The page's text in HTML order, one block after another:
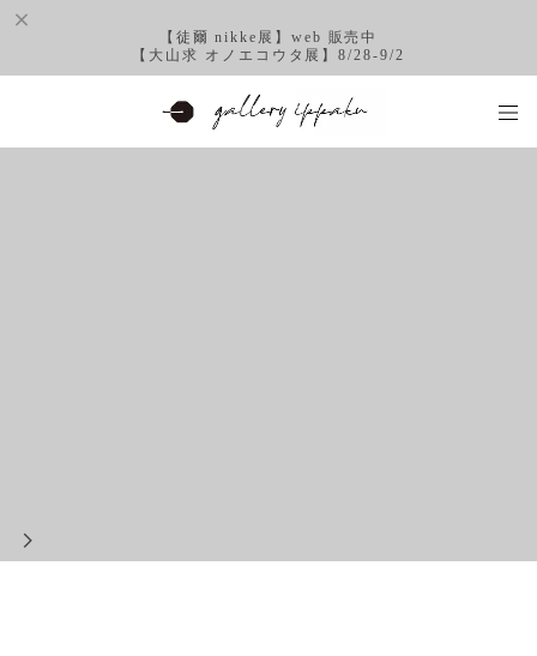
【徒爾 nikke展】web 販売中
【大山求 オノエコウタ展】8/28-9/2